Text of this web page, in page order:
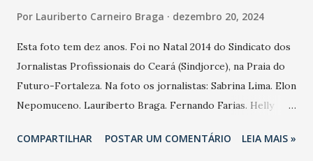
Por Lauriberto Carneiro Braga dezembro 20, 2024
Esta foto tem dez anos. Foi no Natal 2014 do Sindicato dos
Jornalistas Profissionais do Ceará (Sindjorce), na Praia do
Futuro-Fortaleza. Na foto os jornalistas: Sabrina Lima. Elon
Nepomuceno. Lauriberto Braga. Fernando Farias. Helly
COMPARTILHAR POSTAR UM COMENTÁRIO LEIA MAIS »